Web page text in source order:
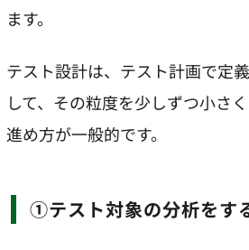
ます。
テスト設計は、テスト計画で定
して、その粒度を少しずつ小さ
進め方が一般的です。
①テスト対象の分析をす